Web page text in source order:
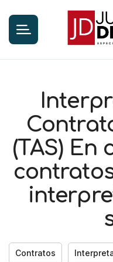
(TAS) En
Contratos